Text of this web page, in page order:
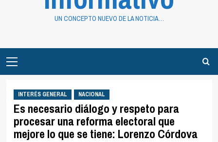
UN CONCEPTO NUEVO DE LA NOTICIA…
Menu
INTERÉS GENERAL NACIONAL
Es necesario diálogo y respeto para
procesar una reforma electoral que
mejore lo que se tiene: Lorenzo Córdova